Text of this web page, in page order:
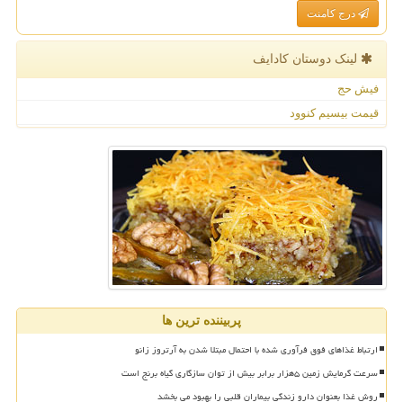
درج کامنت
لینک دوستان كادایف
فیش حج
قیمت بیسیم کنوود
پربیننده ترین ها
ارتباط غذاهای فوق فرآوری شده با احتمال مبتلا شدن به آرتروز زانو
سرعت گرمایش زمین ۵هزار برابر بیش از توان سازگاری گیاه برنج است
روش غذا بعنوان دارو زندگی بیماران قلبی را بهبود می بخشد